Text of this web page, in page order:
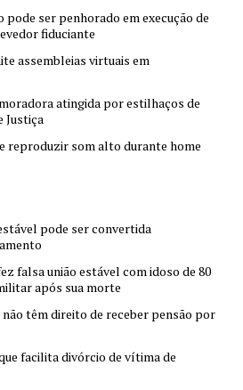
pode ser penhorado em execução de
fiduciante
assembleias virtuais em
atingida por estilhaços de
Justiça
reproduzir som alto durante home
pode ser convertida
falsa união estável com idoso de 80
após sua morte
não têm direito de receber pensão por
facilita divórcio de vítima de